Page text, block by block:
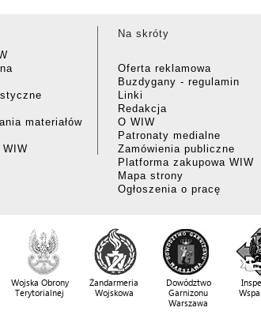
materiałów
Na skróty
Oferta reklamowa
Buzdygany - regulamin
Linki
Redakcja
O WIW
Patronaty medialne
Zamówienia publiczne
Platforma zakupowa WIW
Mapa strony
Ogłoszenia o pracę
Wojska Obrony
Terytorialnej
Żandarmeria
Wojskowa
Dowództwo
Garnizonu
Warszawa